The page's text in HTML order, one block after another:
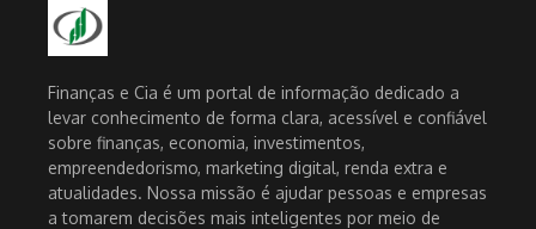
Finanças e Cia é um portal de informação dedicado a
levar conhecimento de forma clara, acessível e confiável
sobre finanças, economia, investimentos,
empreendedorismo, marketing digital, renda extra e
atualidades. Nossa missão é ajudar pessoas e empresas
a tomarem decisões mais inteligentes por meio de